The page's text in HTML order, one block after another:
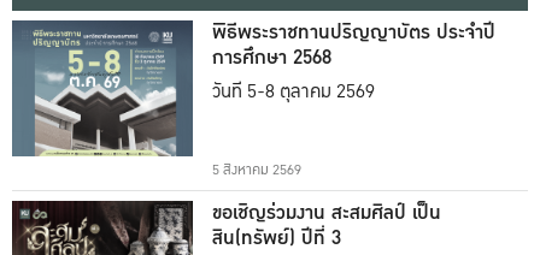
พิธีพระราชทานปริญญาบัตร ประจำปี
การศึกษา 2568
วันที่ 5-8 ตุลาคม 2569
5 สิงหาคม 2569
ขอเชิญร่วมงาน สะสมศิลป์ เป็น
สิน(ทรัพย์) ปีที่ 3